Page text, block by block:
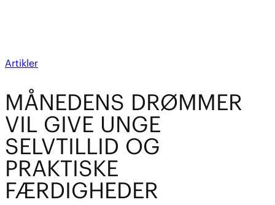
Artikler
MÅNEDENS DRØMMER
VIL GIVE UNGE
SELVTILLID OG
PRAKTISKE
FÆRDIGHEDER